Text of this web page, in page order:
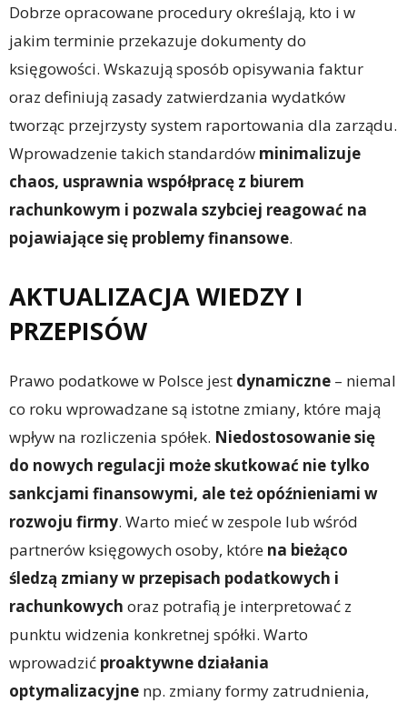
Dobrze opracowane procedury określają, kto i w
jakim terminie przekazuje dokumenty do
księgowości. Wskazują sposób opisywania faktur
oraz definiują zasady zatwierdzania wydatków
tworząc przejrzysty system raportowania dla zarządu.
Wprowadzenie takich standardów minimalizuje
chaos, usprawnia współpracę z biurem
rachunkowym i pozwala szybciej reagować na
pojawiające się problemy finansowe.
AKTUALIZACJA WIEDZY I
PRZEPISÓW
Prawo podatkowe w Polsce jest dynamiczne – niemal
co roku wprowadzane są istotne zmiany, które mają
wpływ na rozliczenia spółek. Niedostosowanie się
do nowych regulacji może skutkować nie tylko
sankcjami finansowymi, ale też opóźnieniami w
rozwoju firmy. Warto mieć w zespole lub wśród
partnerów księgowych osoby, które na bieżąco
śledzą zmiany w przepisach podatkowych i
rachunkowych oraz potrafią je interpretować z
punktu widzenia konkretnej spółki. Warto
wprowadzić proaktywne działania
optymalizacyjne np. zmiany formy zatrudnienia,